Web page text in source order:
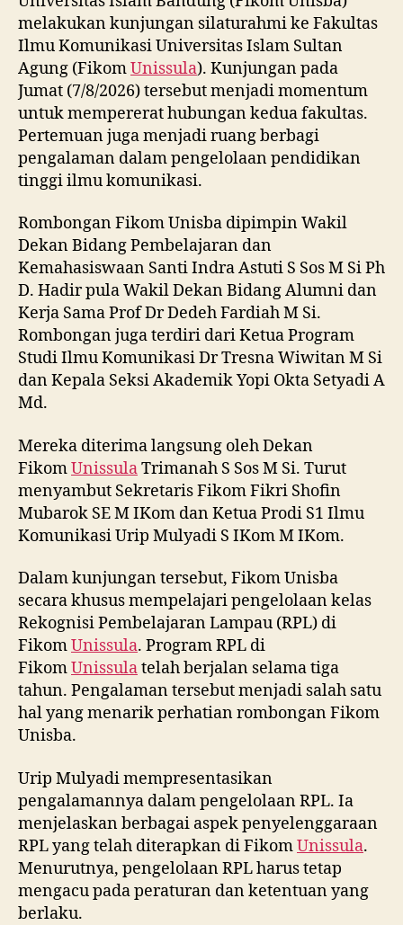
melakukan kunjungan silaturahmi ke Fakultas
Ilmu Komunikasi Universitas Islam Sultan
Agung (FikomUnissula). Kunjungan pada
Jumat (7/8/2026) tersebut menjadi momentum
untuk mempererat hubungan kedua fakultas.
Pertemuan juga menjadi ruang berbagi
pengalaman dalam pengelolaan pendidikan
tinggi ilmu komunikasi.
Rombongan Fikom Unisba dipimpin Wakil
Dekan Bidang Pembelajaran dan
Kemahasiswaan Santi Indra Astuti S Sos M Si Ph
D. Hadir pula Wakil Dekan Bidang Alumni dan
Kerja Sama Prof Dr Dedeh Fardiah M Si.
Rombongan juga terdiri dari Ketua Program
Studi Ilmu Komunikasi Dr Tresna Wiwitan M Si
dan Kepala Seksi Akademik Yopi Okta Setyadi A
Md.
Mereka diterima langsung oleh Dekan
FikomUnissulaTrimanah S Sos M Si. Turut
menyambut Sekretaris Fikom Fikri Shofin
Mubarok SE M IKom dan Ketua Prodi S1 Ilmu
Komunikasi Urip Mulyadi S IKom M IKom.
Dalam kunjungan tersebut, Fikom Unisba
secara khusus mempelajari pengelolaan kelas
Rekognisi Pembelajaran Lampau (RPL) di
FikomUnissula. Program RPL di
FikomUnissulatelah berjalan selama tiga
tahun. Pengalaman tersebut menjadi salah satu
hal yang menarik perhatian rombongan Fikom
Unisba.
Urip Mulyadi mempresentasikan
pengalamannya dalam pengelolaan RPL. Ia
menjelaskan berbagai aspek penyelenggaraan
RPL yang telah diterapkan di FikomUnissula.
Menurutnya, pengelolaan RPL harus tetap
mengacu pada peraturan dan ketentuan yang
berlaku.